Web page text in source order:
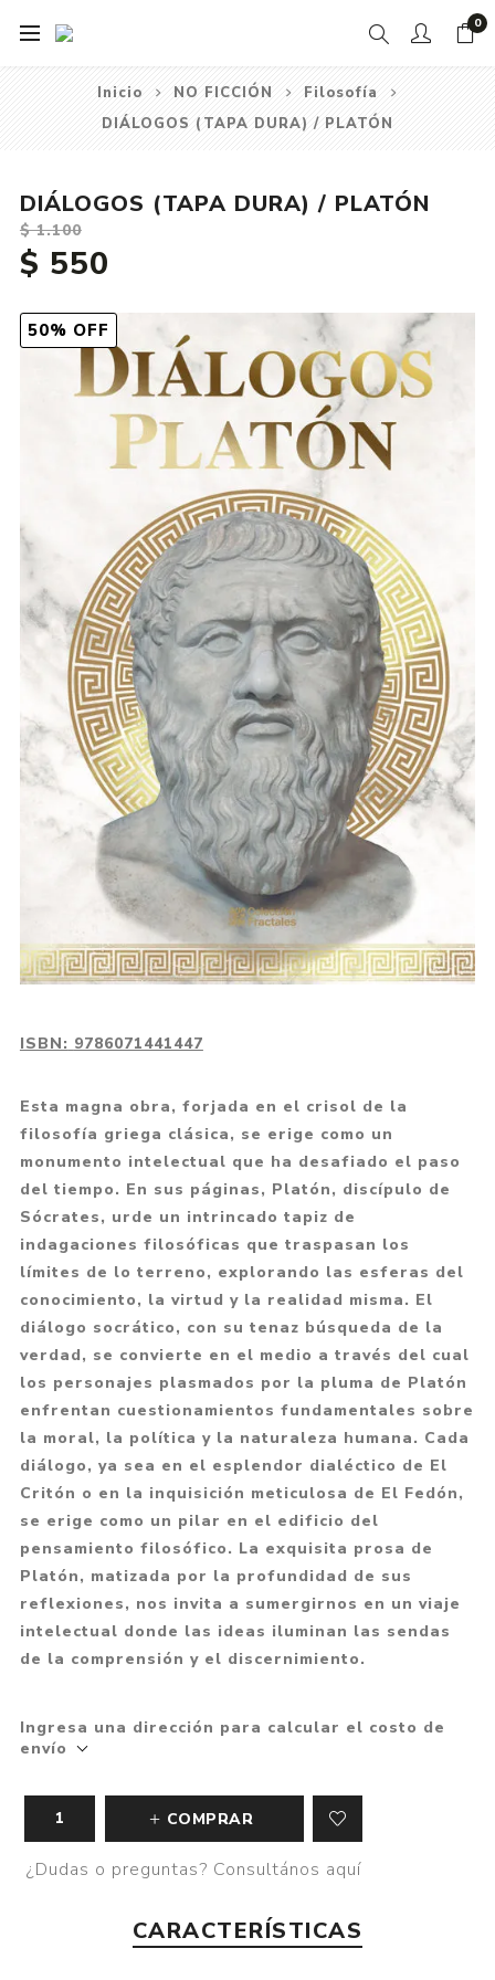
0
Inicio NO FICCIÓN
Filosofía
DIÁLOGOS (TAPA DURA) / PLATÓN
50% OFF
DIÁLOGOS (TAPA DURA) / PLATÓN
$ 1.100
$ 550
ISBN: 9786071441447
Esta magna obra, forjada en el crisol de la
filosofía griega clásica, se erige como un
monumento intelectual que ha desafiado el paso
del tiempo. En sus páginas, Platón, discípulo de
Sócrates, urde un intrincado tapiz de
indagaciones filosóficas que traspasan los
límites de lo terreno, explorando las esferas del
conocimiento, la virtud y la realidad misma. El
diálogo socrático, con su tenaz búsqueda de la
verdad, se convierte en el medio a través del cual
los personajes plasmados por la pluma de Platón
enfrentan cuestionamientos fundamentales sobre
la moral, la política y la naturaleza humana. Cada
diálogo, ya sea en el esplendor dialéctico de El
Critón o en la inquisición meticulosa de El Fedón,
se erige como un pilar en el edificio del
pensamiento filosófico. La exquisita prosa de
Platón, matizada por la profundidad de sus
reflexiones, nos invita a sumergirnos en un viaje
intelectual donde las ideas iluminan las sendas
de la comprensión y el discernimiento.
Ingresa una dirección para calcular el costo de
envío
COMPRAR
¿Dudas o preguntas? Consultános aquí
CARACTERÍSTICAS